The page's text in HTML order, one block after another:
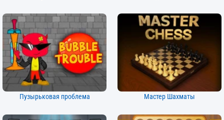
Пузырьковая проблема Мастер Шахматы